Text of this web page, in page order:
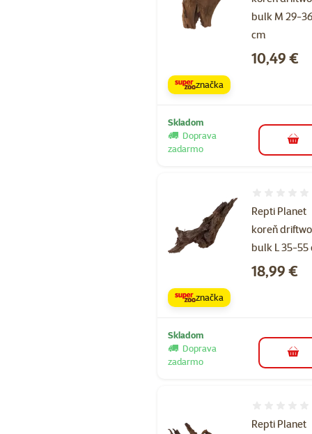
bulk M 29-
cm
Cena
10,49 €
značka
Skladom
Doprava
zadarmo
do
Repti Planet
koreň
bulk L 35-55
Cena
18,99 €
značka
Skladom
Doprava
zadarmo
do
Repti Planet